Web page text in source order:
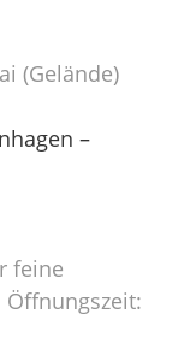
(Gelände)
–
feine